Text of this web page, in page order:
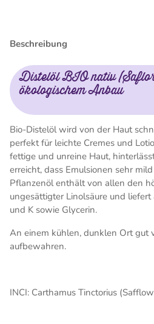
Beschreibung
Distelöl BIO nativ
ökologischem Anbau
Bio-Distelöl wird von der Haut
perfekt für leichte Cremes und
fettige und unreine Haut,
erreicht, dass Emulsionen sehr
Pflanzenöl enthält von allen den
ungesättigter Linolsäure und liefert
und K sowie Glycerin.
An einem kühlen, dunklen Ort gut
aufbewahren.
INCI: Carthamus Tinctorius